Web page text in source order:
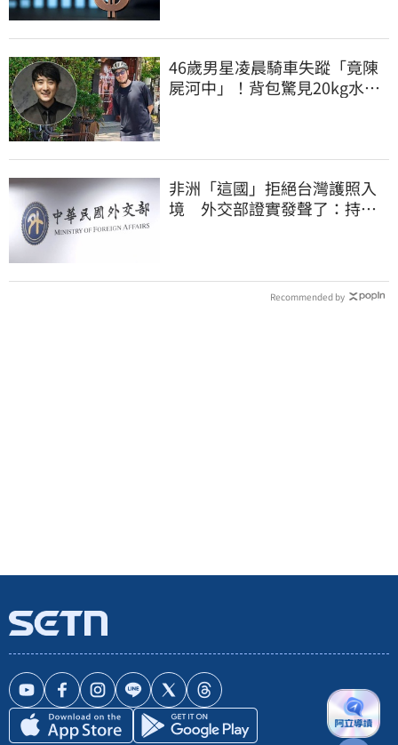
46歲男星凌晨騎車失蹤「竟陳
屍河中」！背包驚見20kg水泥
非洲「這國」拒絕台灣護照入
境 外交部證實發聲了：持續
Recommended by